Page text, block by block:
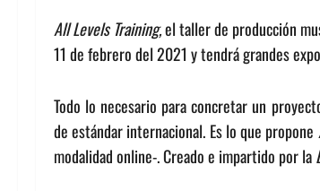
All Levels Training,el taller de producción
11 de febrero del 2021 y tendrá grandes
Todo lo necesario para concretar un
de estándar internacional. Es lo que propone
modalidad online-. Creado e impartido por la